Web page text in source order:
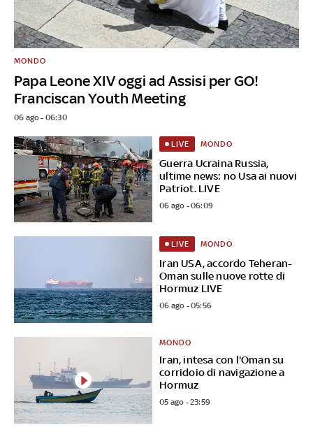
Papa Leone XIV oggi ad Assisi per GO!
Franciscan Youth Meeting
MONDO
06 ago - 06:30
Guerra Ucraina Russia,
ultime news: no Usa ai nuovi
Patriot. LIVE
LIVE MONDO
06 ago - 06:09
Iran USA, accordo Teheran-
Oman sulle nuove rotte di
Hormuz LIVE
LIVE MONDO
06 ago - 05:56
Iran, intesa con l'Oman su
corridoio di navigazione a
Hormuz
MONDO
05 ago - 23:59